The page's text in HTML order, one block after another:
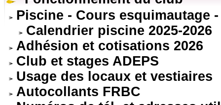
Piscine - Cours esquimautage
Calendrier piscine 2025-2026
Adhésion et cotisations 2026
Club et stages ADEPS
Usage des locaux et vestiaires
Autocollants FRBC